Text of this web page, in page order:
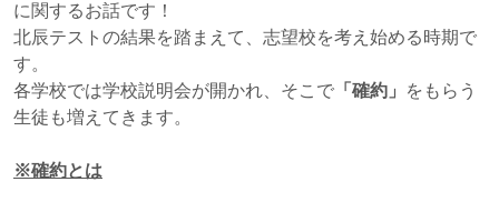
に関するお話です！
北辰テストの結果を踏まえて、志望校を考え始める時期で
す。
各学校では学校説明会が開かれ、そこで 「確約」
をもらう
生徒も増えてきます。
※確約とは